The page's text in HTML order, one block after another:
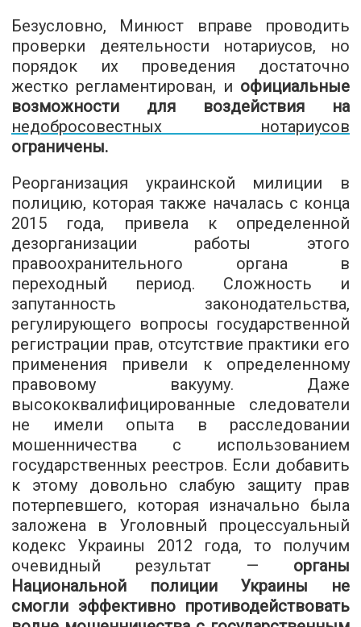
Безусловно, Минюст вправе проводить
проверки деятельности нотариусов, но
порядок их проведения достаточно
жестко регламентирован, и официальные
возможности для воздействия на
недобросовестных нотариусов
ограничены.
Реорганизация украинской милиции в
полицию, которая также началась с конца
2015 года, привела к определенной
дезорганизации работы этого
правоохранительного органа в
переходный период. Сложность и
запутанность законодательства,
регулирующего вопросы государственной
регистрации прав, отсутствие практики его
применения привели к определенному
правовому вакууму. Даже
высококвалифицированные следователи
не имели опыта в расследовании
мошенничества с использованием
государственных реестров. Если добавить
к этому довольно слабую защиту прав
потерпевшего, которая изначально была
заложена в Уголовный процессуальный
кодекс Украины 2012 года, то получим
очевидный результат — органы
Национальной полиции Украины не
смогли эффективно противодействовать